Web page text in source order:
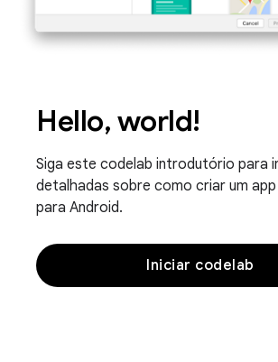
Hello, world!
Siga este codelab introdutório para
detalhadas sobre como criar um app
para Android.
Iniciar codelab